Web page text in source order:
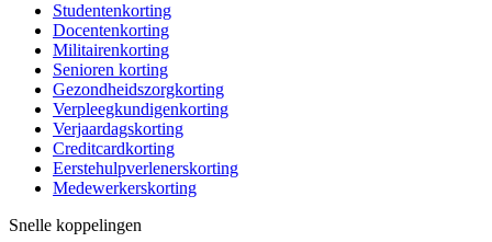
Studentenkorting
Docentenkorting
Militairenkorting
Senioren korting
Gezondheidszorgkorting
Verpleegkundigenkorting
Verjaardagskorting
Creditcardkorting
Eerstehulpverlenerskorting
Medewerkerskorting
Snelle koppelingen